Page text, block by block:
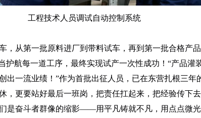
工程技术人员调试自动控制系统
，从第一批原料进厂到带料试车，再到第一批合格产
护航每一道工序，最终实现试产一次性成功！“产品灌
出一流业绩！”作为首批出征人员，已在东营扎根三年
，更要站好最后一班岗，把责任扛起来，把经验传下
是奋斗者群像的缩影——用平凡铸就不凡，用点点微